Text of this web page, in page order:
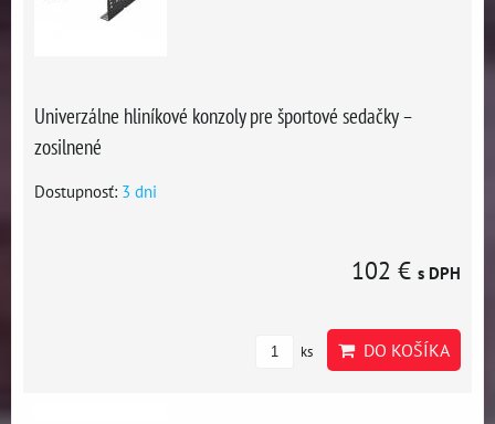
Univerzálne hliníkové konzoly pre športové sedačky –
zosilnené
Dostupnosť: 3 dni
102 € s DPH
ks DO KOŠÍKA